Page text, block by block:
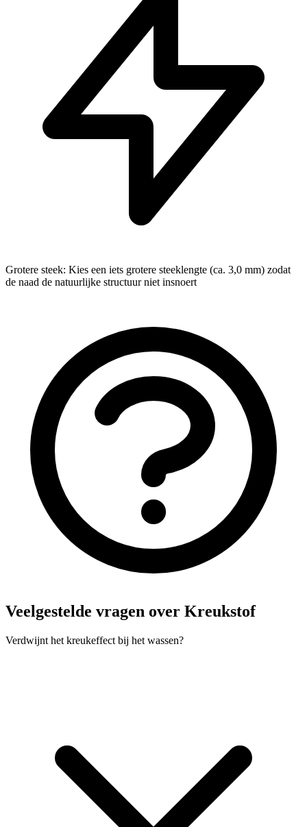
Grotere steek: Kies een iets grotere steeklengte (ca. 3,0 mm) zodat
de naad de natuurlijke structuur niet insnoert
Veelgestelde vragen over Kreukstof
Verdwijnt het kreukeffect bij het wassen?